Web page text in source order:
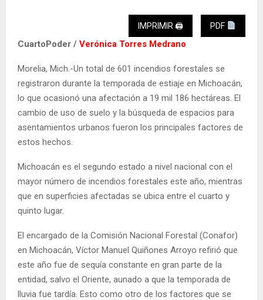
IMPRIMIR 🖨 PDF
CuartoPoder / Verónica Torres Medrano
Morelia, Mich.-Un total de 601 incendios forestales se
registraron durante la temporada de estiaje en Michoacán,
lo que ocasionó una afectación a 19 mil 186 hectáreas. El
cambio de uso de suelo y la búsqueda de espacios para
asentamientos urbanos fueron los principales factores de
estos hechos.
Michoacán es el segundo estado a nivel nacional con el
mayor número de incendios forestales este año, mientras
que en superficies afectadas se ubica entre el cuarto y
quinto lugar.
El encargado de la Comisión Nacional Forestal (Conafor)
en Michoacán, Víctor Manuel Quiñones Arroyo refirió que
este año fue de sequía constante en gran parte de la
entidad, salvo el Oriente, aunado a que la temporada de
lluvia fue tardía. Esto como otro de los factores que se